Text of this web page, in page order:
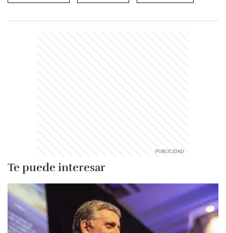
Te puede interesar